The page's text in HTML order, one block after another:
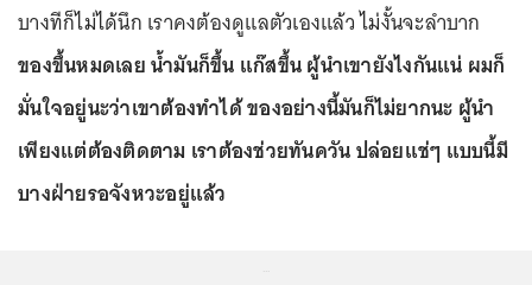
บางทีก็ไม่ได้นึก เราคงต้องดูแลตัวเองแล้ว ไม่งั้นจะลำบาก
ของขึ้นหมดเลย น้ำมันก็ขึ้น แก๊สขึ้น ผู้นำเขายังไงกันแน่ ผมก็
มั่นใจอยู่นะว่าเขาต้องทำได้ ของอย่างนี้มันก็ไม่ยากนะ ผู้นำ
เพียงแต่ต้องติดตาม เราต้องช่วยทันควัน ปล่อยแช่ๆ แบบนี้มี
บางฝ่ายรอจังหวะอยู่แล้ว